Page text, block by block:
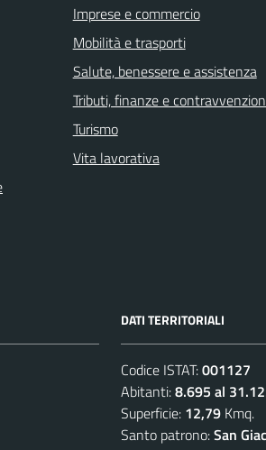
Imprese e commercio
Mobilità e trasporti
Salute, benessere e assistenza
Tributi, finanze e
Turismo
Vita lavorativa
DATI TERRITORIALI
Codice ISTAT:001127
Abitanti:8.695 al
Superficie: 12,79 Kmq.
Santo patrono:San